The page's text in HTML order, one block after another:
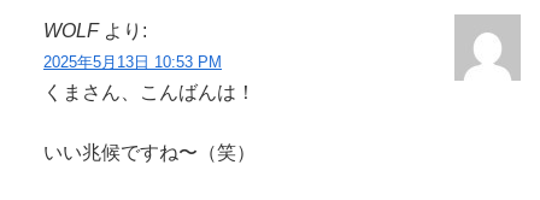
WOLF より:
2025年5月13日 10:53 PM
くまさん、こんばんは！
いい兆候ですね〜（笑）